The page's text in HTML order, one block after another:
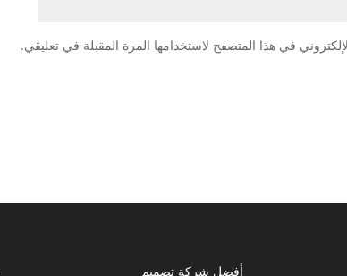
في هذا المتصفح لاستخدامها المرة المقبلة في تعليقي.
أفضل شركة تصميم